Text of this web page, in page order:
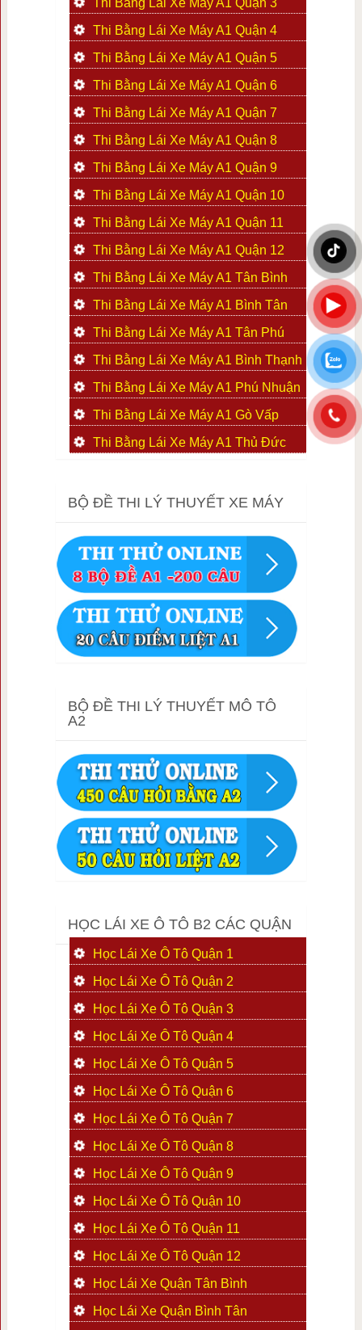
Thi Bằng Lái Xe Máy A1 Quận 4
Thi Bằng Lái Xe Máy A1 Quận 5
Thi Bằng Lái Xe Máy A1 Quận 6
Thi Bằng Lái Xe Máy A1 Quận 7
Thi Bằng Lái Xe Máy A1 Quận 8
Thi Bằng Lái Xe Máy A1 Quận 9
Thi Bằng Lái Xe Máy A1 Quận 10
Thi Bằng Lái Xe Máy A1 Quận 11
Thi Bằng Lái Xe Máy A1 Quận 12
Thi Bằng Lái Xe Máy A1 Tân Bình
Thi Bằng Lái Xe Máy A1 Bình Tân
Thi Bằng Lái Xe Máy A1 Tân Phú
Thi Bằng Lái Xe Máy A1 Bình Thạnh
Thi Bằng Lái Xe Máy A1 Phú Nhuận
Thi Bằng Lái Xe Máy A1 Gò Vấp
Thi Bằng Lái Xe Máy A1 Thủ Đức
BỘ ĐỀ THI LÝ THUYẾT XE MÁY
BỘ ĐỀ THI LÝ THUYẾT MÔ TÔ
A2
HỌC LÁI XE Ô TÔ B2 CÁC QUẬN
Học Lái Xe Ô Tô Quận 1
Học Lái Xe Ô Tô Quận 2
Học Lái Xe Ô Tô Quận 3
Học Lái Xe Ô Tô Quận 4
Học Lái Xe Ô Tô Quận 5
Học Lái Xe Ô Tô Quận 6
Học Lái Xe Ô Tô Quận 7
Học Lái Xe Ô Tô Quận 8
Học Lái Xe Ô Tô Quận 9
Học Lái Xe Ô Tô Quận 10
Học Lái Xe Ô Tô Quận 11
Học Lái Xe Ô Tô Quận 12
Học Lái Xe Quận Tân Bình
Học Lái Xe Quận Bình Tân